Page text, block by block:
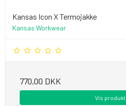
Kansas Icon X Termojakke
Kansas Workwear
770,00 DKK
Vis produkt